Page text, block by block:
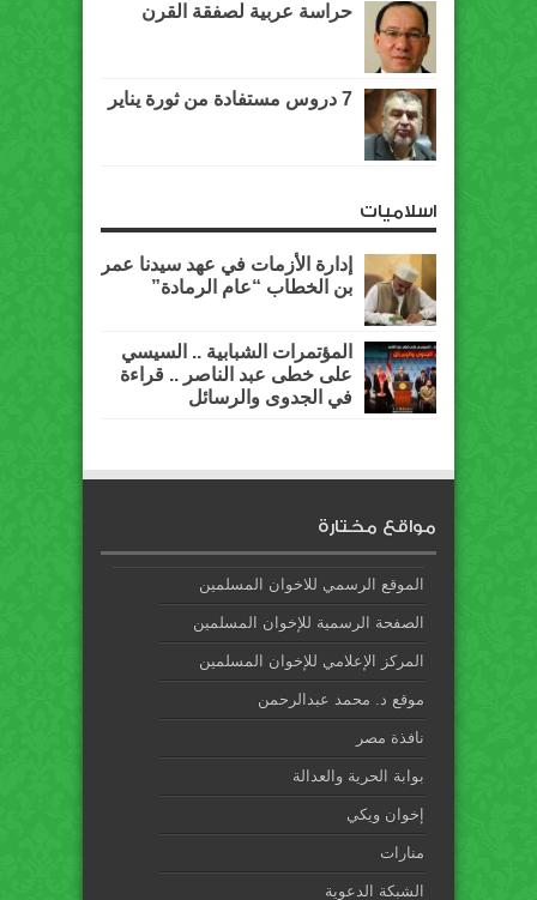
حراسة عربية لصفقة القرن
7 دروس مستفادة من ثورة يناير
اسلاميات
إدارة الأزمات في عهد سيدنا عمر
بن الخطاب “عام الرمادة”
المؤتمرات الشبابية .. السيسي
على خطى عبد الناصر .. قراءة
في الجدوى والرسائل
مواقع مختارة
الموقع الرسمي للاخوان المسلمين
الصفحة الرسمية للإخوان المسلمين
المركز الإعلامي للإخوان المسلمين
موقع د. محمد عبدالرحمن
نافذة مصر
بوابة الحرية والعدالة
إخوان ويكي
منارات
الشبكة الدعوية